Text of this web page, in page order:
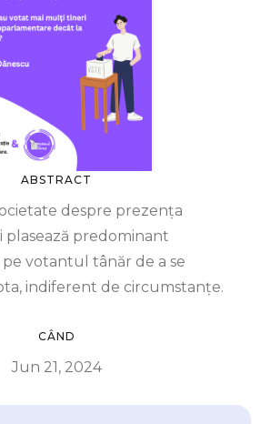
ABSTRACT
despre prezența
predominant
votantul tânăr de a se
indiferent de circumstanțe.
CÂND
Jun 21, 2024